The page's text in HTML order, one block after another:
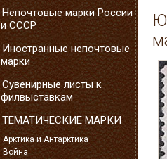
Непочтовые марки России
и СССР
Иностранные непочтовые
марки
Сувенирные листы к
филвыставкам
ТЕМАТИЧЕСКИЕ МАРКИ
Арктика и Антарктика
Война